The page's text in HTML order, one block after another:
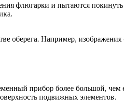
флюгарки и пытаются покинуть
оберега. Например,
прибор более большой, чем
подвижных элементов.